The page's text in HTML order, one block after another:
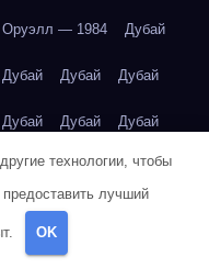
— 1984 Дубай
Дубай Дубай Дубай
Дубай Дубай Дубай
Дубай Дубай Дубай
технологии, чтобы
лучший
OK